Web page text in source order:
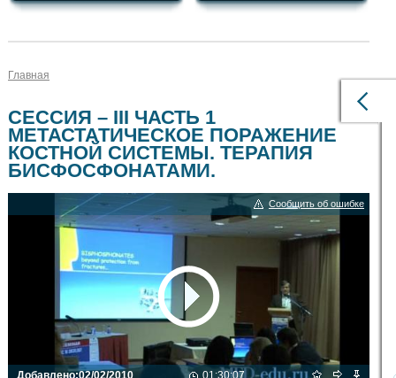
Главная
СЕССИЯ – III ЧАСТЬ 1
МЕТАСТАТИЧЕСКОЕ ПОРАЖЕНИЕ
КОСТНОЙ СИСТЕМЫ. ТЕРАПИЯ
БИСФОСФОНАТАМИ.
Сообщить об ошибке
Добавлено:02/02/2010
01:30:07